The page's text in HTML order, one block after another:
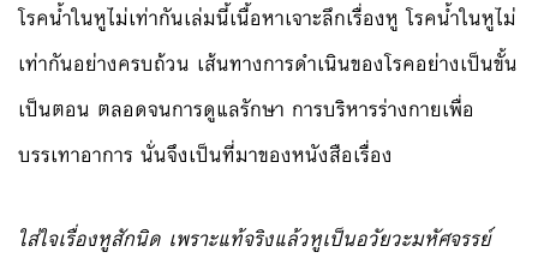
โรคน้ำในหูไม่เท่ากันเล่มนี้เนื้อหาเจาะลึกเรื่องหู โรคน้ำในหูไม่
เท่ากันอย่างครบถ้วน เส้นทางการดำเนินของโรคอย่างเป็นขั้น
เป็นตอน ตลอดจนการดูแลรักษา การบริหารร่างกายเพื่อ
บรรเทาอาการ นั่นจึงเป็นที่มาของหนังสือเรื่อง
ใส่ใจเรื่องหูสักนิด เพราะแท้จริงแล้วหูเป็นอวัยวะมหัศจรรย์